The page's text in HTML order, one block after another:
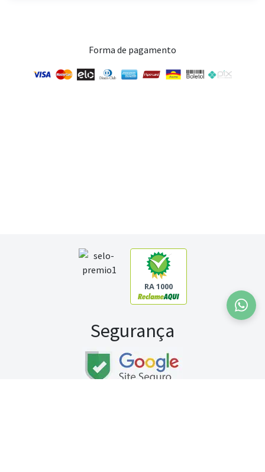
Forma de pagamento
RA 1000
Segurança